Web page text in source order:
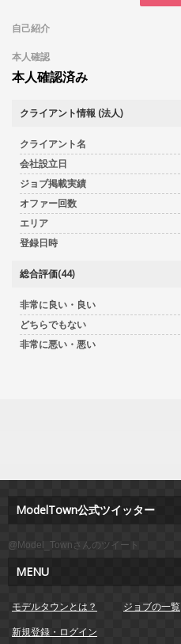
自己紹介
本人確認
本人確認済み
クライアント情報 (法人)
クライアント名
会社設立日
ジョブ掲載実績
オファー回数
エリア
登録日時
総合評価(44)
非常に良い・良い
どちらでもない
非常に悪い・悪い
ModelTown公式ツイッター
@Model_Townさんのツイート
MENU
モデルタウンとは？ ジョブの一覧
新規登録・ログイン